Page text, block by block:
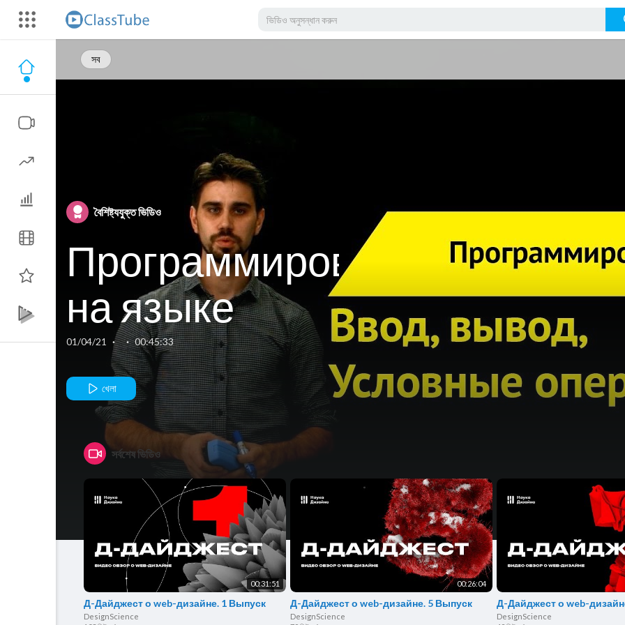
সব
বৈশিষ্ট্যযুক্ত ভিডিও
Программирование
на языке
Pascal |
Подготовка к
ЕГЭ по
Информатике
01/04/21 · · 00:45:33
খেলা
সর্বশেষ ভিডিও
00:31:51
Д-Дайджест о web-дизайне. 1 Выпуск
DesignScience
00:26:04
Д-Дайджест о web-дизайне. 5 Выпуск
DesignScience
Д-Дайджест о web-
DesignScience